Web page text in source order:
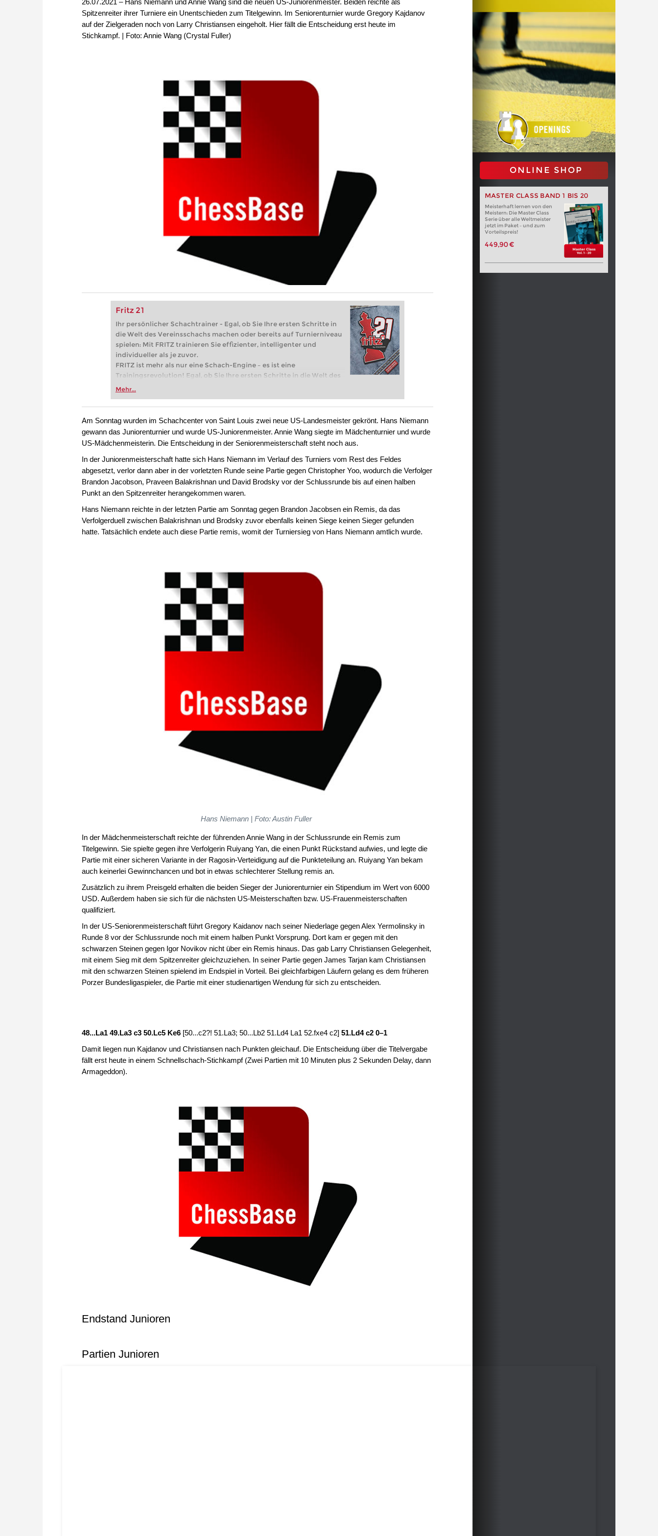
Spitzenreiter ihrer Turniere ein Unentschieden zum Titelgewinn. Im Seniorenturnier wurde Gregory Kajdanov
auf der Zielgeraden noch von Larry Christiansen eingeholt. Hier fällt die Entscheidung erst heute im
Stichkampf. | Foto: Annie Wang (Crystal Fuller)
Fritz 21
Ihr persönlicher Schachtrainer - Egal, ob Sie Ihre ersten Schritte in
die Welt des Vereinsschachs machen oder bereits auf Turnierniveau
spielen: Mit FRITZ trainieren Sie effizienter, intelligenter und
individueller als je zuvor.
FRITZ ist mehr als nur eine Schach-Engine – es ist eine
Trainingsrevolution! Egal, ob Sie Ihre ersten Schritte in die Welt des
Vereinsschachs machen oder bereits auf Turnierniveau spielen: Mit
zuvor.
Mehr...
ONLINE SHOP
MASTER CLASS BAND 1 BIS 20
Meisterhaft lernen von den
Meistern: Die Master Class
Serie über alle Weltmeister
jetzt im Paket – und zum
Vorteilspreis!
449,90 €
Am Sonntag wurden im Schachcenter von Saint Louis zwei neue US-Landesmeister gekrönt. Hans Niemann
gewann das Juniorenturnier und wurde US-Juniorenmeister. Annie Wang siegte im Mädchenturnier und wurde
US-Mädchenmeisterin. Die Entscheidung in der Seniorenmeisterschaft steht noch aus.
In der Juniorenmeisterschaft hatte sich Hans Niemann im Verlauf des Turniers vom Rest des Feldes
abgesetzt, verlor dann aber in der vorletzten Runde seine Partie gegen Christopher Yoo, wodurch die Verfolger
Brandon Jacobson, Praveen Balakrishnan und David Brodsky vor der Schlussrunde bis auf einen halben
Punkt an den Spitzenreiter herangekommen waren.
Hans Niemann reichte in der letzten Partie am Sonntag gegen Brandon Jacobsen ein Remis, da das
Verfolgerduell zwischen Balakrishnan und Brodsky zuvor ebenfalls keinen Siege keinen Sieger gefunden
hatte. Tatsächlich endete auch diese Partie remis, womit der Turniersieg von Hans Niemann amtlich wurde.
Hans Niemann | Foto: Austin Fuller
In der Mädchenmeisterschaft reichte der führenden Annie Wang in der Schlussrunde ein Remis zum
Titelgewinn. Sie spielte gegen ihre Verfolgerin Ruiyang Yan, die einen Punkt Rückstand aufwies, und legte die
Partie mit einer sicheren Variante in der Ragosin-Verteidigung auf die Punkteteilung an. Ruiyang Yan bekam
auch keinerlei Gewinnchancen und bot in etwas schlechterer Stellung remis an.
Zusätzlich zu ihrem Preisgeld erhalten die beiden Sieger der Juniorenturnier ein Stipendium im Wert von 6000
USD. Außerdem haben sie sich für die nächsten US-Meisterschaften bzw. US-Frauenmeisterschaften
qualifiziert.
In der US-Seniorenmeisterschaft führt Gregory Kaidanov nach seiner Niederlage gegen Alex Yermolinsky in
Runde 8 vor der Schlussrunde noch mit einem halben Punkt Vorsprung. Dort kam er gegen mit den
schwarzen Steinen gegen Igor Novikov nicht über ein Remis hinaus. Das gab Larry Christiansen Gelegenheit,
mit einem Sieg mit dem Spitzenreiter gleichzuziehen. In seiner Partie gegen James Tarjan kam Christiansen
mit den schwarzen Steinen spielend im Endspiel in Vorteil. Bei gleichfarbigen Läufern gelang es dem früheren
Porzer Bundesligaspieler, die Partie mit einer studienartigen Wendung für sich zu entscheiden.
48...La1 49.La3 c3 50.Lc5 Ke6 [50...c2?! 51.La3; 50...Lb2 51.Ld4 La1 52.fxe4 c2] 51.Ld4 c2 0–1
Damit liegen nun Kajdanov und Christiansen nach Punkten gleichauf. Die Entscheidung über die Titelvergabe
fällt erst heute in einem Schnellschach-Stichkampf (Zwei Partien mit 10 Minuten plus 2 Sekunden Delay, dann
Armageddon).
Endstand Junioren
Partien Junioren